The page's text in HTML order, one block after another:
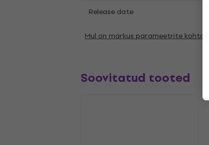
Release date
Mul on märkus parameetrite kohta
Soovitatud tooted